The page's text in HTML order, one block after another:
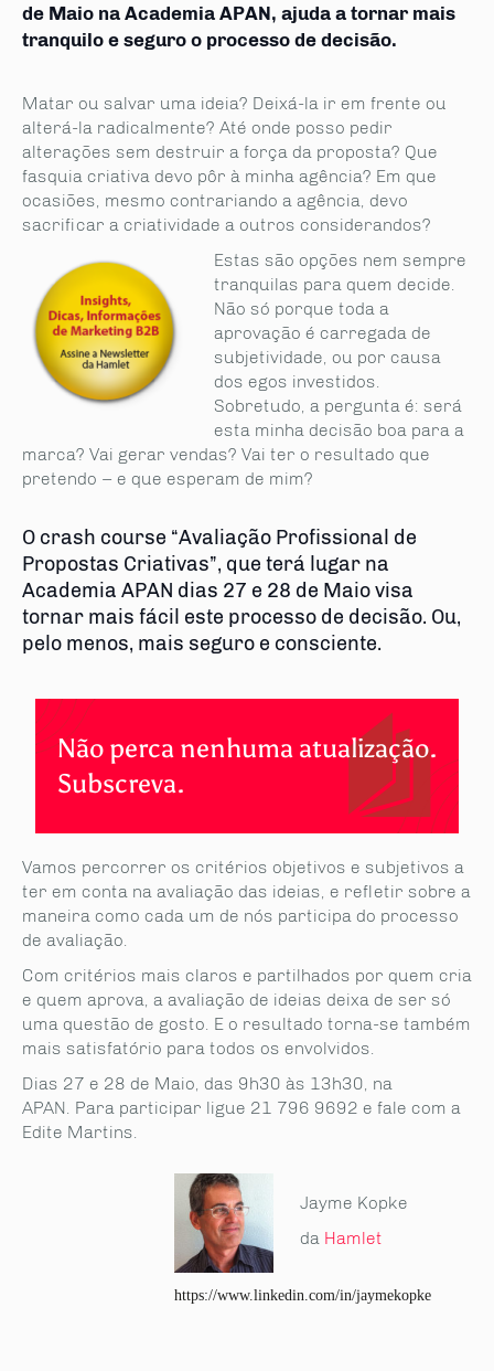
de Maio na Academia APAN, ajuda a tornar mais
tranquilo e seguro o processo de decisão.
Matar ou salvar uma ideia? Deixá-la ir em frente ou
alterá-la radicalmente? Até onde posso pedir
alterações sem destruir a força da proposta? Que
fasquia criativa devo pôr à minha agência? Em que
ocasiões, mesmo contrariando a agência, devo
sacrificar a criatividade a outros considerandos?
Estas são opções nem sempre
tranquilas para quem decide.
Não só porque toda a
aprovação é carregada de
subjetividade, ou por causa
dos egos investidos.
Sobretudo, a pergunta é: será
esta minha decisão boa para a
marca? Vai gerar vendas? Vai ter o resultado que
pretendo – e que esperam de mim?
O crash course “Avaliação Profissional de
Propostas Criativas”, que terá lugar na
Academia APAN dias 27 e 28 de Maio visa
tornar mais fácil este processo de decisão. Ou,
pelo menos, mais seguro e consciente.
Não perca nenhuma atualização.
Subscreva.
Vamos percorrer os critérios objetivos e subjetivos a
ter em conta na avaliação das ideias, e refletir sobre a
maneira como cada um de nós participa do processo
de avaliação.
Com critérios mais claros e partilhados por quem cria
e quem aprova, a avaliação de ideias deixa de ser só
uma questão de gosto. E o resultado torna-se também
mais satisfatório para todos os envolvidos.
Dias 27 e 28 de Maio, das 9h30 às 13h30, na
APAN. Para participar ligue 21 796 9692 e fale com a
Edite Martins.
https://www.linkedin.com/in/jaymekopke
Jayme Kopke
da Hamlet